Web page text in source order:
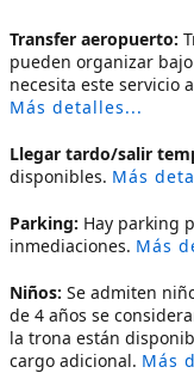
Transfer aeropuerto:
pueden organizar
necesita este servicio
Más detalles...
Llegar tardo/salir
disponibles. Más
Parking: Hay parking
inmediaciones. Más
Niños: Se admiten
de 4 años se
la trona están
cargo adicional. Más